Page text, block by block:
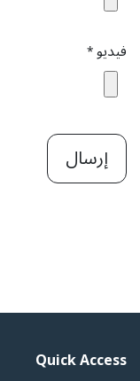
فيديو*
إرسال
Quick Access